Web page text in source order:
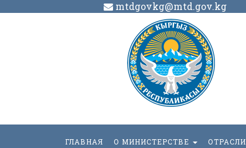
mtdgovkg@mtd.gov.kg
ГЛАВНАЯ О МИНИСТЕРСТВЕ ОТРАСЛИ